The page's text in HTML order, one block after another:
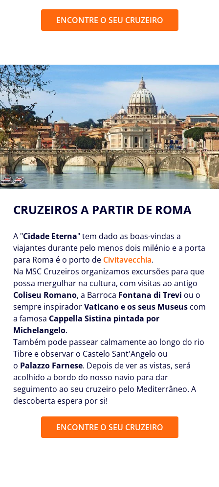
ENCONTRE O SEU CRUZEIRO
CRUZEIROS A PARTIR DE ROMA
A "Cidade Eterna" tem dado as boas-vindas a
viajantes durante pelo menos dois milénio e a porta
para Roma é o porto de Civitavecchia.
Na MSC Cruzeiros organizamos excursões para que
possa mergulhar na cultura, com visitas ao antigo
Coliseu Romano, a Barroca Fontana di Trevi ou o
sempre inspiradorVaticano e os seus Museus com
a famosa Cappella Sistina pintada por
Michelangelo.
Também pode passear calmamente ao longo do rio
Tibre e observar o Castelo Sant'Angelo ou
o Palazzo Farnese. Depois de ver as vistas, será
acolhido a bordo do nosso navio para dar
seguimento ao seu cruzeiro pelo Mediterrâneo. A
descoberta espera por si!
ENCONTRE O SEU CRUZEIRO